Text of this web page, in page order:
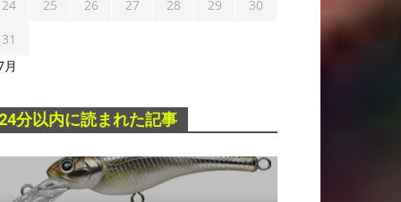
24
25 26 27 28 29
30
31
月
分以内に読まれた記事